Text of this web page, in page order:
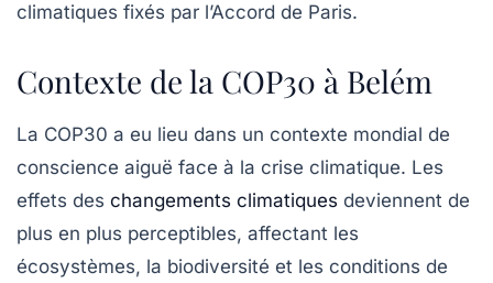
climatiques fixés par l’Accord de Paris.
Contexte de la COP30 à Belém
La COP30 a eu lieu dans un contexte mondial de
conscience aiguë face à la crise climatique. Les
effets des changements climatiques deviennent de
plus en plus perceptibles, affectant les
écosystèmes, la biodiversité et les conditions de